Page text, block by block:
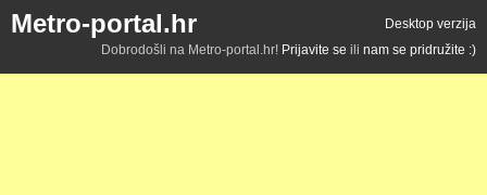
Metro-portal.hr
Desktop verzija
Dobrodošli na Metro-portal.hr! Prijavite se ili nam se pridružite :)